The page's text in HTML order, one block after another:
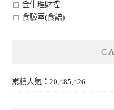
金牛理財控
食驗室(食譜)
累積人氣：20,485,426